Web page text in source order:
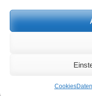
Cookies
Catch